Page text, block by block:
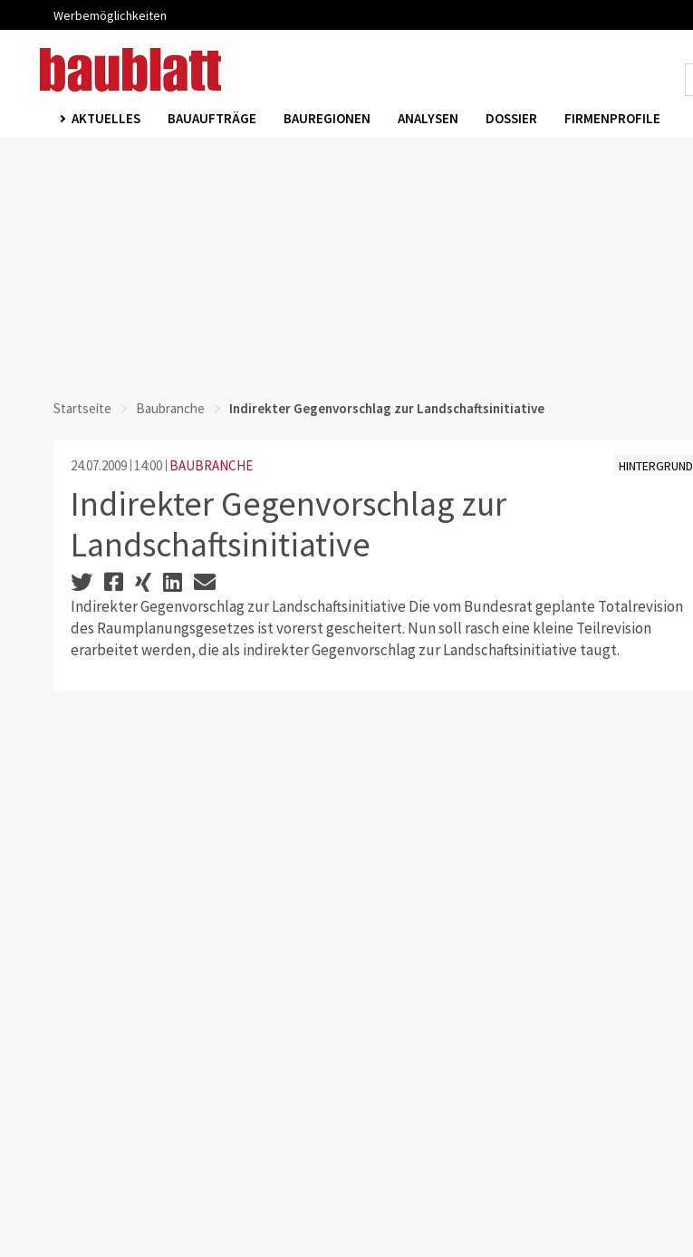
Werbemöglichkeiten
AKTUELLES BAUAUFTRÄGE BAUREGIONEN ANALYSEN DOSSIER FIRMENPROFILE
Startseite Baubranche Indirekter Gegenvorschlag zur Landschaftsinitiative
24.07.2009 14:00 BAUBRANCHE HINTERGRUND
Indirekter Gegenvorschlag zur
Landschaftsinitiative
Indirekter Gegenvorschlag zur Landschaftsinitiative Die vom Bundesrat geplante Totalrevision
des Raumplanungsgesetzes ist vorerst gescheitert. Nun soll rasch eine kleine Teilrevision
erarbeitet werden, die als indirekter Gegenvorschlag zur Landschaftsinitiative taugt.